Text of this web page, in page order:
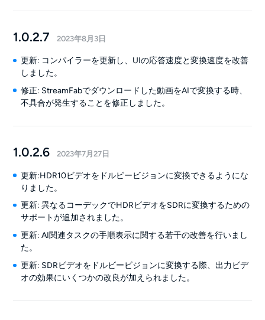
1.0.2.7 2023年8月3日
更新: コンパイラーを更新し、UIの応答速度と変換速度を改善
しました。
修正: StreamFabでダウンロードした動画をAIで変換する時、
不具合が発生することを修正しました。
1.0.2.6 2023年7月27日
更新:HDR10ビデオをドルビービジョンに変換できるようにな
りました。
更新: 異なるコーデックでHDRビデオをSDRに変換するための
サポートが追加されました。
更新: AI関連タスクの手順表示に関する若干の改善を行いまし
た。
更新: SDRビデオをドルビービジョンに変換する際、出力ビデ
オの効果にいくつかの改良が加えられました。